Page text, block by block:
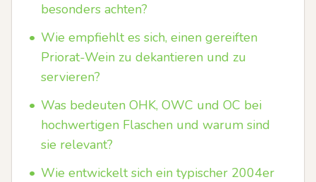
besonders achten?
• Wie empfiehlt es sich, einen gereiften
Priorat-Wein zu dekantieren und zu
servieren?
• Was bedeuten OHK, OWC und OC bei
hochwertigen Flaschen und warum sind
sie relevant?
• Wie entwickelt sich ein typischer 2004er